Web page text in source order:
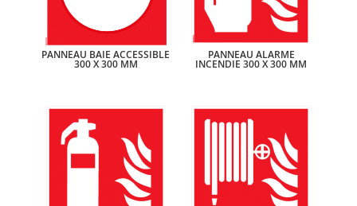
PANNEAU BAIE ACCESSIBLE
300 X 300 MM
PANNEAU ALARME
INCENDIE 300 X 300 MM